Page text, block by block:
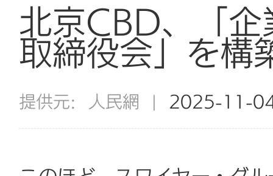
北京CBD、「
取締役会」を構
提供元: 人民網 | 2025-11-